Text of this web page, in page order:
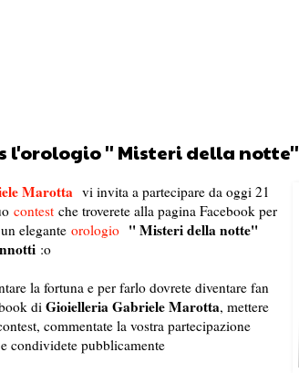
l'orologio '' Misteri della notte''
Marotta vi invita a partecipare da oggi 21
contestche troverete alla pagina Facebook per
elegante orologio '' Misteri della notte''
:o
la fortuna e per farlo dovrete diventare fan
di Gioielleria Gabriele Marotta, mettere
commentate la vostra partecipazione
condividete pubblicamente